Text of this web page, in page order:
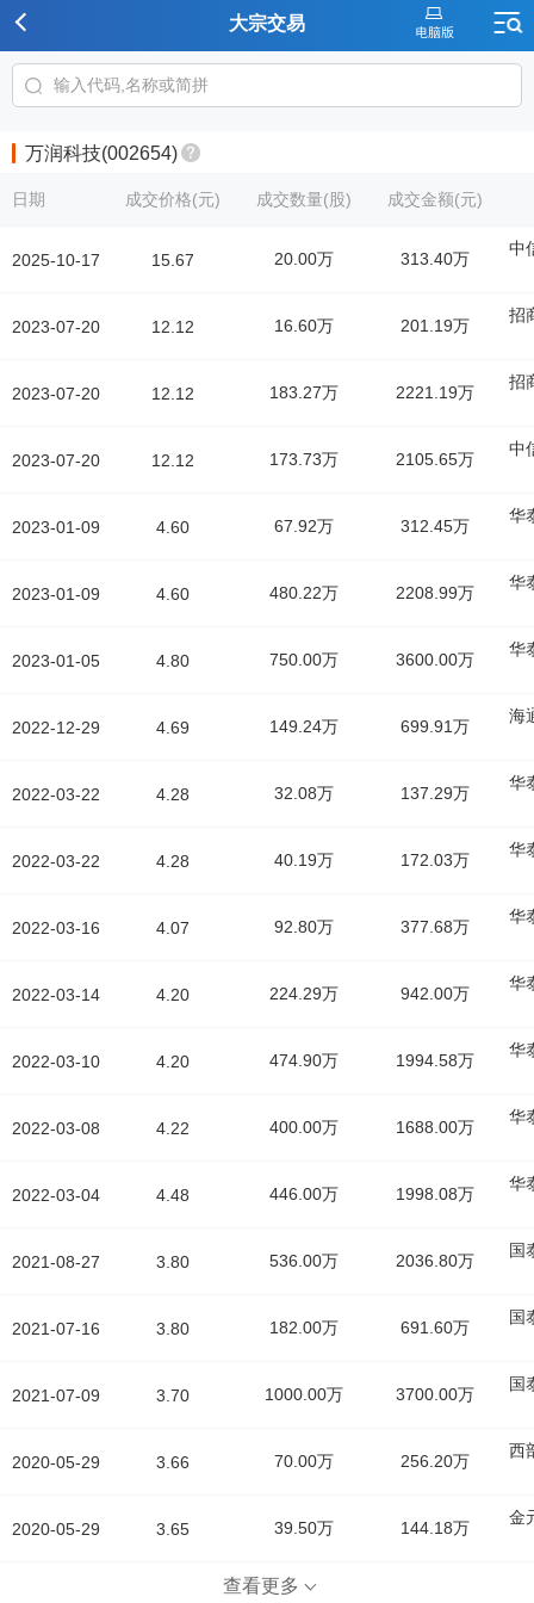
大宗交易
万润科技(002654)
日期
2025-10-17
2023-07-20
2023-07-20
2023-07-20
2023-01-09
2023-01-09
2023-01-05
2022-12-29
2022-03-22
2022-03-22
2022-03-16
2022-03-14
2022-03-10
2022-03-08
2022-03-04
2021-08-27
2021-07-16
2021-07-09
2020-05-29
2020-05-29
成交价格(元) 成交数量(股) 成交金额(元)
15.67 20.00万 313.40万
中
12.12 16.60万 201.19万
招
12.12 183.27万 2221.19万
招
12.12 173.73万 2105.65万
中
4.60 67.92万 312.45万
华
4.60 480.22万 2208.99万
华
4.80 750.00万 3600.00万
华
4.69 149.24万 699.91万
海
4.28 32.08万 137.29万
华
4.28 40.19万 172.03万
华
4.07 92.80万 377.68万
华
4.20 224.29万 942.00万
华
4.20 474.90万 1994.58万
华
4.22 400.00万 1688.00万
华
4.48 446.00万 1998.08万
华
3.80 536.00万 2036.80万
国
3.80 182.00万 691.60万
国
3.70 1000.00万 3700.00万
国
3.66 70.00万 256.20万
西
3.65 39.50万 144.18万
金
查看更多